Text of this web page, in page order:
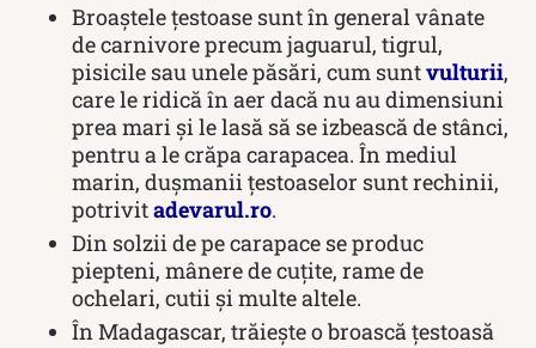
Broaştele ţestoase sunt în general vânate
de carnivore precum jaguarul, tigrul,
pisicile sau unele păsări, cum suntvulturii,
care le ridică în aer dacă nu au dimensiuni
prea mari şi le lasă să se izbească de stânci,
pentru a le crăpa carapacea. În mediul
marin, duşmanii ţestoaselor sunt rechinii,
potrivitadevarul.ro.
Din solzii de pe carapace se produc
piepteni, mânere de cuţite, rame de
ochelari, cutii şi multe altele.
În Madagascar, trăiește o broască țestoasă